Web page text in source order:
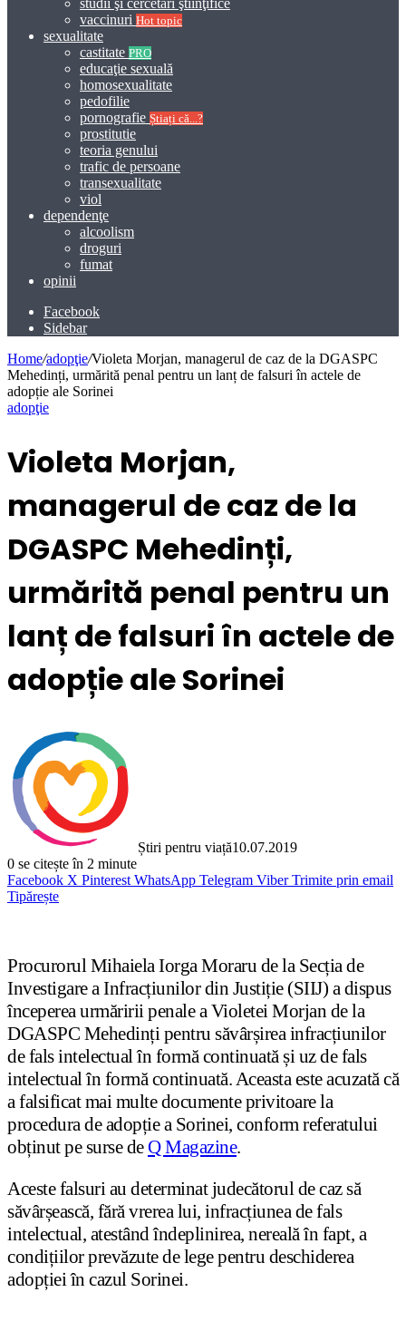
studii şi cercetări ştiinţifice
vaccinuri Hot topic
sexualitate
castitate PRO
educaţie sexuală
homosexualitate
pedofilie
pornografie Știați că...?
prostitutie
teoria genului
trafic de persoane
transexualitate
viol
dependenţe
alcoolism
droguri
fumat
opinii
Facebook
Sidebar
Home/adopţie/Violeta Morjan, managerul de caz de la DGASPC
Mehedinți, urmărită penal pentru un lanț de falsuri în actele de
adopție ale Sorinei
adopţie
Violeta Morjan,
managerul de caz de la
DGASPC Mehedinți,
urmărită penal pentru un
lanț de falsuri în actele de
adopție ale Sorinei
Știri pentru viață10.07.2019
0 se citește în 2 minute
Facebook X Pinterest WhatsApp Telegram Viber Trimite prin email
Tipărește
Procurorul Mihaiela Iorga Moraru de la Secția de
Investigare a Infracțiunilor din Justiție (SIIJ) a dispus
începerea urmăririi penale a Violetei Morjan de la
DGASPC Mehedinți pentru săvârșirea infracțiunilor
de fals intelectual în formă continuată și uz de fals
intelectual în formă continuată. Aceasta este acuzată că
a falsificat mai multe documente privitoare la
procedura de adopție a Sorinei, conform referatului
obținut pe surse deQ Magazine.
Aceste falsuri au determinat judecătorul de caz să
săvârșească, fără vrerea lui, infracțiunea de fals
intelectual, atestând îndeplinirea, nereală în fapt, a
condițiilor prevăzute de lege pentru deschiderea
adopției în cazul Sorinei.